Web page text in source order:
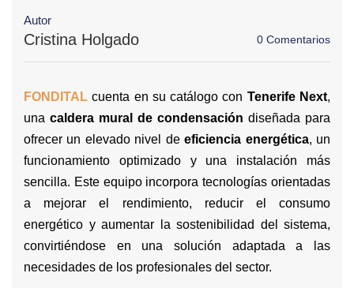
Autor
Cristina Holgado 0 Comentarios
FONDITAL cuenta en su catálogo con Tenerife Next,
una caldera mural de condensación diseñada para
ofrecer un elevado nivel deeficiencia energética, un
funcionamiento optimizado y una instalación más
sencilla. Este equipo incorpora tecnologías orientadas
a mejorar el rendimiento, reducir el consumo
energético y aumentar la sostenibilidad del sistema,
convirtiéndose en una solución adaptada a las
necesidades de los profesionales del sector.